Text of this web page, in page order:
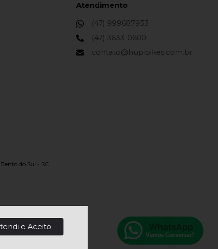
e Aceito
Atendimento
(47) 999687933
(47) 3633-0600
contato@hupibikes.com.br
do Sul - SC